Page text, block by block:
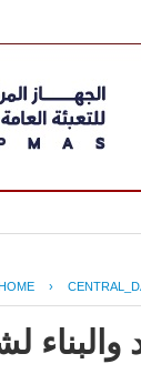
›
والبناء